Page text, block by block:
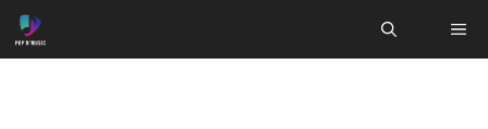
Aller
au